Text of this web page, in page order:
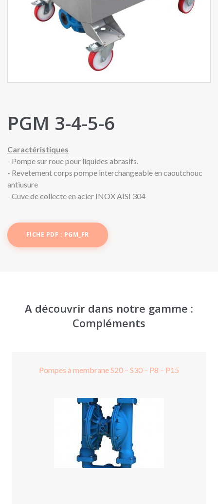
PGM 3-4-5-6
Caractéristiques
- Pompe sur roue pour liquides abrasifs.
- Revetement corps pompe interchangeable en caoutchouc
antiusure
- Cuve de collecte en acier INOX AISI 304
FICHE PDF : PGM_FR
A découvrir dans notre gamme :
Compléments
Pompes à membrane S20 – S30 – P8 – P15